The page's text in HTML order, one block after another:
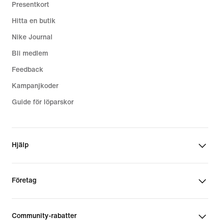
Presentkort
Hitta en butik
Nike Journal
Bli medlem
Feedback
Kampanjkoder
Guide för löparskor
Hjälp
Företag
Community-rabatter